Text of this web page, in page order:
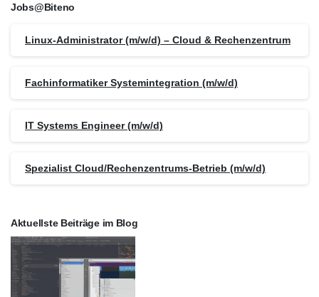
Jobs@Biteno
Linux-Administrator (m/w/d) – Cloud & Rechenzentrum
Fachinformatiker Systemintegration (m/w/d)
IT Systems Engineer (m/w/d)
Spezialist Cloud/Rechenzentrums-Betrieb (m/w/d)
Aktuellste Beiträge im Blog